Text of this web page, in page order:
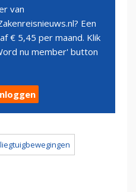
van
Een
€ 5,45 per maand. Klik
nu member' button